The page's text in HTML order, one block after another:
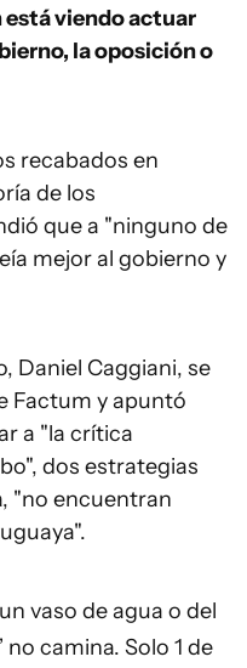
está viendo actuar
la oposición o
recabados en
de los
que a "ninguno de
mejor al gobierno y
Daniel Caggiani, se
Factum y apuntó
a "la crítica
dos estrategias
"no encuentran
vaso de agua o del
camina. Solo 1 de